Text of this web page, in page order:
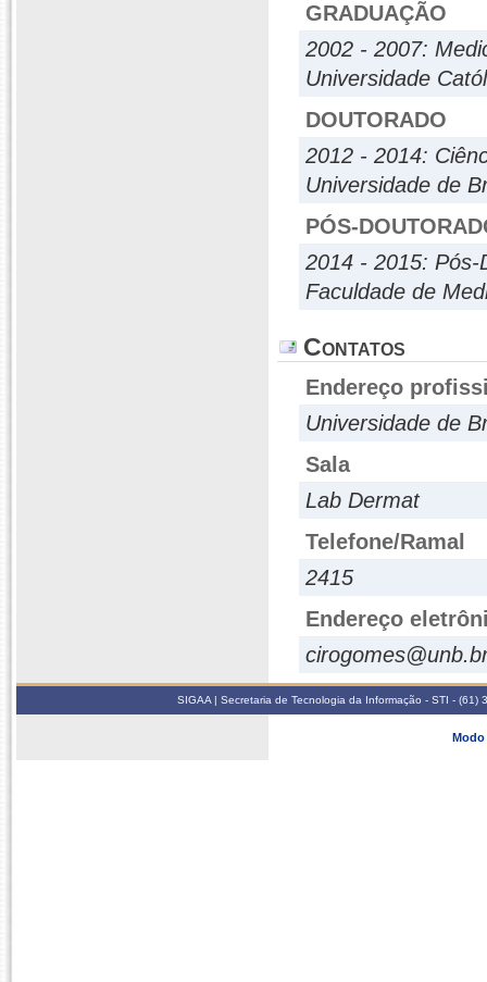
GRADUAÇÃO
2002 - 2007:
Universidade
DOUTORADO
2012 - 2014:
Universidade de
PÓS-
2014 - 2015: Pós-
Faculdade de
Contatos
Endereço
Universidade de
Sala
Lab Dermat
Telefone/Ramal
2415
Endereço
SIGAA | Secretaria de Tecnologia da Informação - STI -
Modo